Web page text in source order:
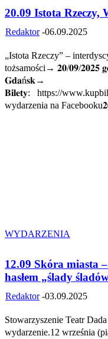
20.09 Istota Rzeczy,
Redaktor -06.09.2025
„Istota Rzeczy” –
tożsamości→ 𝟐𝟎/𝟎𝟗/𝟐𝟎𝟐𝟓
𝐆𝐝𝐚ń𝐬𝐤→
𝐁𝐢𝐥𝐞𝐭𝐲: https://
wydarzenia na
WYDARZENIA
12.09 Skóra miasta
hasłem „ślady
Redaktor -03.09.2025
Stowarzyszenie Teatr
wydarzenie.12 września